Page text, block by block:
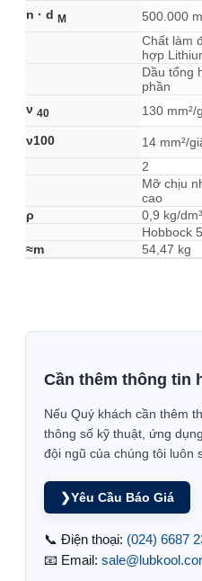
n · d M 500.000
Chất làm
hợp
Dầu tổng
phần
ν 40 130 mm²/
ν100
14 mm²/
2
Mỡ chịu
cao
ρ
0,9 kg/dm³
Hobbock
≈m
54,47 kg
Cần thêm thông tin
Nếu Quý khách cần thêm
thông số kỹ thuật, ứng
đội ngũ của chúng tôi luôn
❯Yêu Cầu Báo Giá
📞 Điện thoại: (024) 6687
📧 Email: